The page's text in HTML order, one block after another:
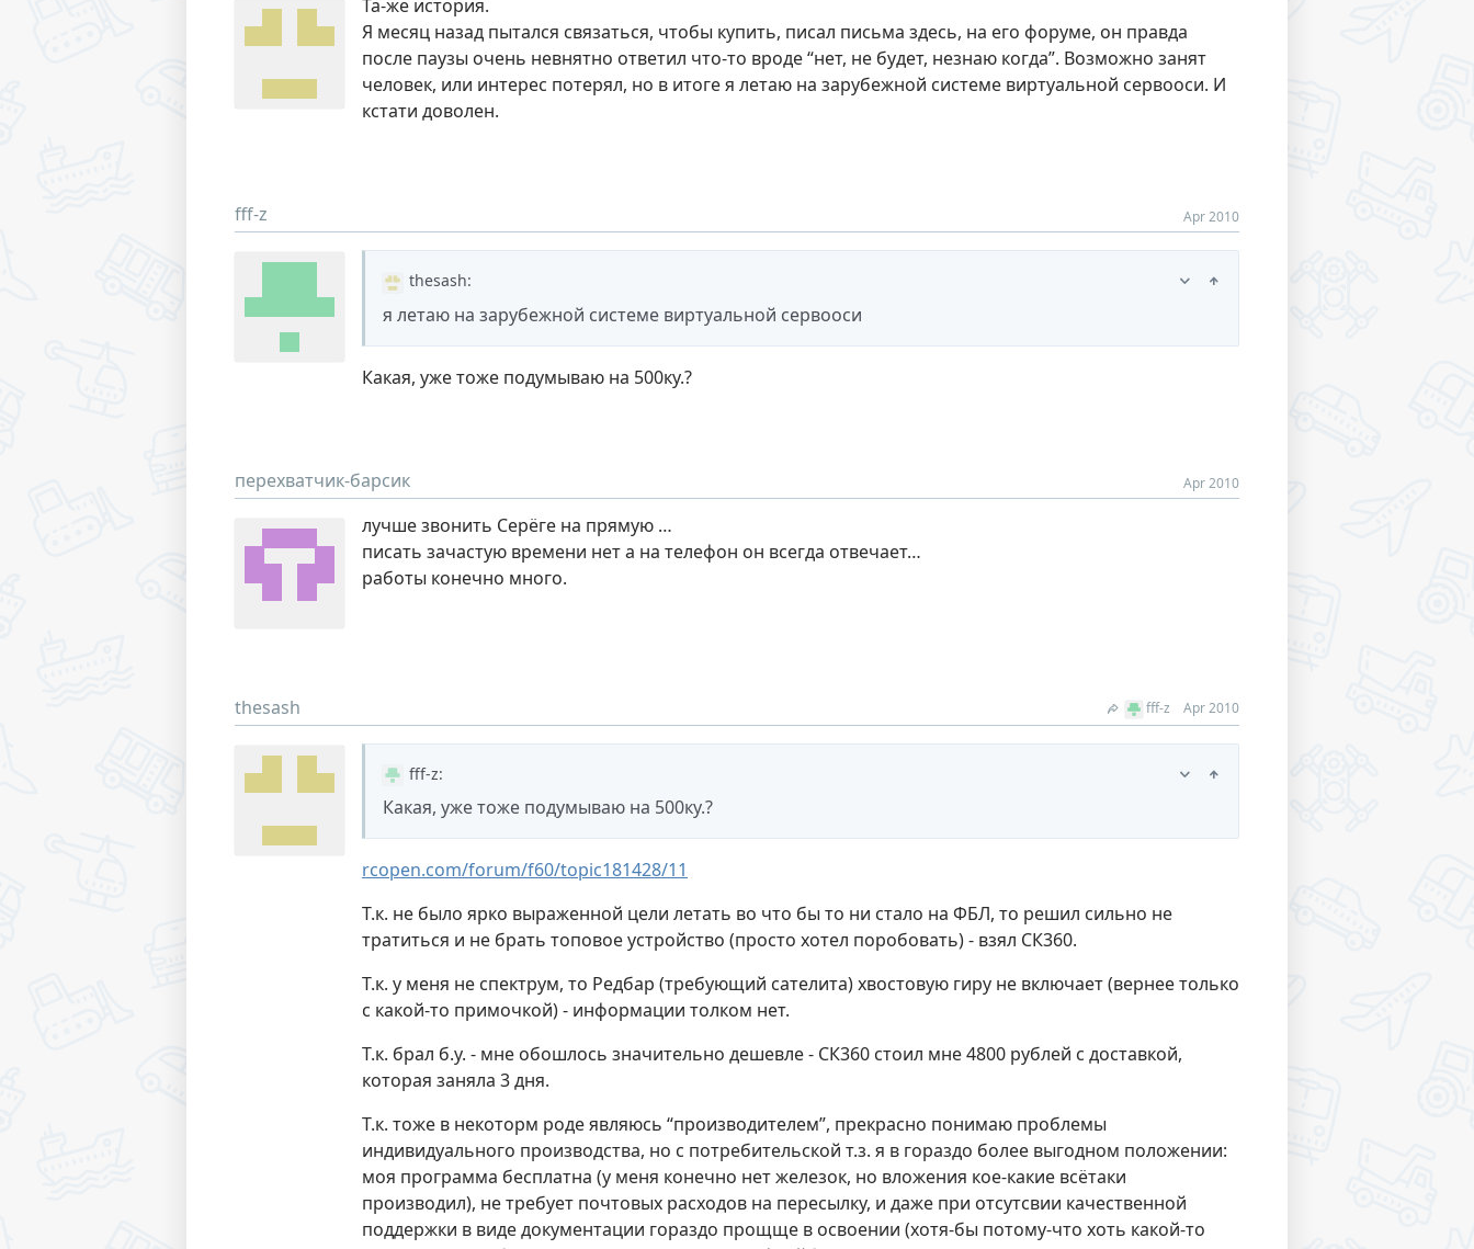
Та-же история.
Я месяц назад пытался связаться, чтобы купить, писал письма здесь, на его форуме, он правда
после паузы очень невнятно ответил что-то вроде “нет, не будет, незнаю когда”. Возможно занят
человек, или интерес потерял, но в итоге я летаю на зарубежной системе виртуальной сервооси. И
кстати доволен.
fff-z Apr 2010
thesash:
я летаю на зарубежной системе виртуальной сервооси
Какая, уже тоже подумываю на 500ку.?
перехватчик-барсик Apr 2010
лучше звонить Серёге на прямую …
писать зачастую времени нет а на телефон он всегда отвечает…
работы конечно много.
thesash fff-z Apr 2010
fff-z:
Какая, уже тоже подумываю на 500ку.?
rcopen.com/forum/f60/topic181428/11
Т.к. не было ярко выраженной цели летать во что бы то ни стало на ФБЛ, то решил сильно не
тратиться и не брать топовое устройство (просто хотел поробовать) - взял СК360.
Т.к. у меня не спектрум, то Редбар (требующий сателита) хвостовую гиру не включает (вернее только
с какой-то примочкой) - информации толком нет.
Т.к. брал б.у. - мне обошлось значительно дешевле - СК360 стоил мне 4800 рублей с доставкой,
которая заняла 3 дня.
Т.к. тоже в некоторм роде являюсь “производителем”, прекрасно понимаю проблемы
индивидуального производства, но с потребительской т.з. я в гораздо более выгодном положении:
моя программа бесплатна (у меня конечно нет железок, но вложения кое-какие всётаки
производил), не требует почтовых расходов на пересылку, и даже при отсутсвии качественной
поддержки в виде документации гораздо прощще в освоении (хотя-бы потому-что хоть какой-то